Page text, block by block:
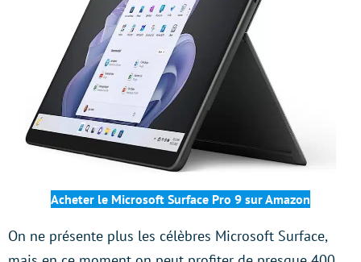
Acheter le Microsoft Surface Pro 9 sur Amazon
On ne présente plus les célèbres Microsoft Surface,